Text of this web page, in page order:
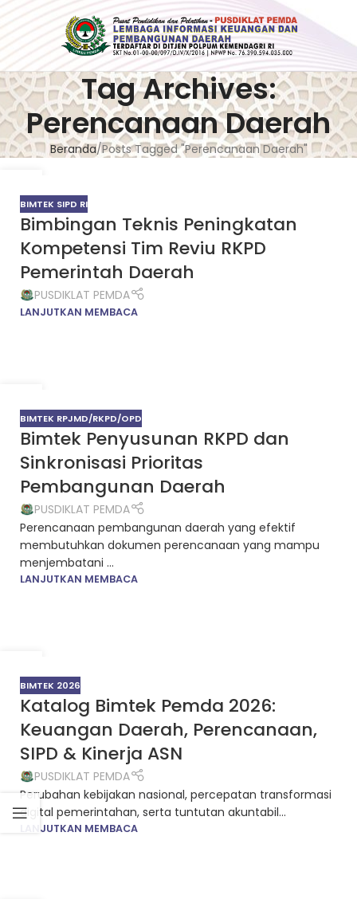
Tag Archives:
Perencanaan Daerah
Beranda Posts Tagged "Perencanaan Daerah"
JUL
BIMTEK SIPD RI
Bimbingan Teknis Peningkatan
Kompetensi Tim Reviu RKPD
Pemerintah Daerah
PUSDIKLAT PEMDA
LANJUTKAN MEMBACA
JUN
BIMTEK RPJMD/RKPD/OPD
Bimtek Penyusunan RKPD dan
Sinkronisasi Prioritas
Pembangunan Daerah
PUSDIKLAT PEMDA
Perencanaan pembangunan daerah yang efektif
membutuhkan dokumen perencanaan yang mampu
menjembatani ...
LANJUTKAN MEMBACA
JAN
BIMTEK 2026
Katalog Bimtek Pemda 2026:
Keuangan Daerah, Perencanaan,
SIPD & Kinerja ASN
PUSDIKLAT PEMDA
Perubahan kebijakan nasional, percepatan transformasi
digital pemerintahan, serta tuntutan akuntabil...
LANJUTKAN MEMBACA